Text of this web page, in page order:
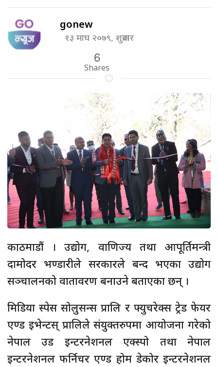
gonew
१३ माघ २०७९, शुक्रबार
6
Shares
काठमाडौं । उद्योग, वाणिज्य तथा आपूर्तिमन्त्री
दामोदर भण्डारीले सरकारले बन्द भएका उद्योग
सञ्चालनको वातावरण बनाउने बताएका छन् ।
मिडिया स्पेस सोलुसन्स प्रालि र फ्युचरेक्स ट्रेड फेयर
एण्ड इभेन्टस् प्रालिले संयुक्तरुपमा आयोजना गरेको
नेपाल उड इन्टरनेशनल एक्स्पो तथा नेपाल
इन्टरनेशनल फर्निचर एण्ड होम डेकोर इन्टरनेशनल